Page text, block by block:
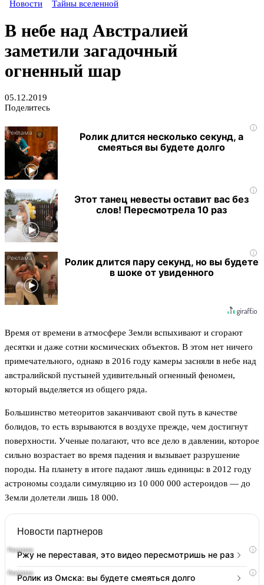
Новости
Тайны вселенной
В небе над Австралией
заметили загадочный
огненный шар
05.12.2019
Поделитесь
i
Ролик длится несколько секунд, а
смеяться вы будете долго
i
Этот танец невесты оставит вас без
слов! Пересмотрела 10 раз
i
Ролик длится пару секунд, но вы будете
в шоке от увиденного
Время от времени в атмосфере Земли вспыхивают и сгорают
десятки и даже сотни космических объектов. В этом нет ничего
примечательного, однако в 2016 году камеры засняли в небе над
австралийской пустыней удивительный огненный феномен,
который выделяется из общего ряда.
Большинство метеоритов заканчивают свой путь в качестве
болидов, то есть взрываются в воздухе прежде, чем достигнут
поверхности. Ученые полагают, что все дело в давлении, которое
сильно возрастает во время падения и вызывает разрушение
породы. На планету в итоге падают лишь единицы: в 2012 году
астрономы создали симуляцию из 10 000 000 астероидов — до
Земли долетели лишь 18 000.
Новости партнеров
i
Ржу не переставая, это видео пересмотришь не раз
i
Ролик из Омска: вы будете смеяться долго